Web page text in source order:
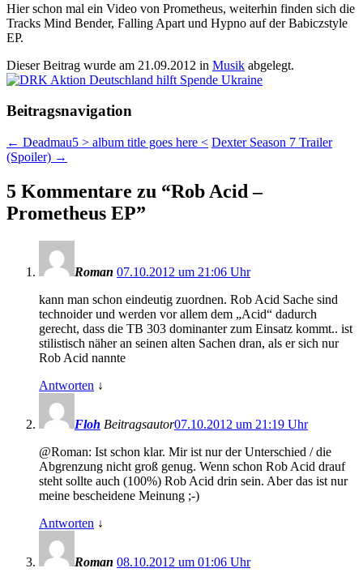
Hier schon mal ein Video von Prometheus, weiterhin finden sich die
Tracks Mind Bender, Falling Apart und Hypno auf der Babiczstyle
EP.
Dieser Beitrag wurde am 21.09.2012 in Musik abgelegt.
Beitragsnavigation
← Deadmau5 > album title goes here < Dexter Season 7 Trailer
(Spoiler) →
5 Kommentare zu “Rob Acid –
Prometheus EP”
Roman 07.10.2012 um 21:06 Uhr
kann man schon eindeutig zuordnen. Rob Acid Sache sind
technoider und werden vor allem dem „Acid“ dadurch
gerecht, dass die TB 303 dominanter zum Einsatz kommt.. ist
stilistisch näher an seinen alten Sachen dran, als er sich nur
Rob Acid nannte
Antworten ↓
Floh Beitragsautor07.10.2012 um 21:19 Uhr
@Roman: Ist schon klar. Mir ist nur der Unterschied / die
Abgrenzung nicht groß genug. Wenn schon Rob Acid drauf
steht sollte auch (100%) Rob Acid drin sein. Aber das ist nur
meine bescheidene Meinung ;-)
Antworten ↓
Roman 08.10.2012 um 01:06 Uhr